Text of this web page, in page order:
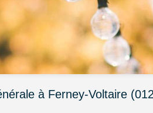
à Ferney-Voltaire